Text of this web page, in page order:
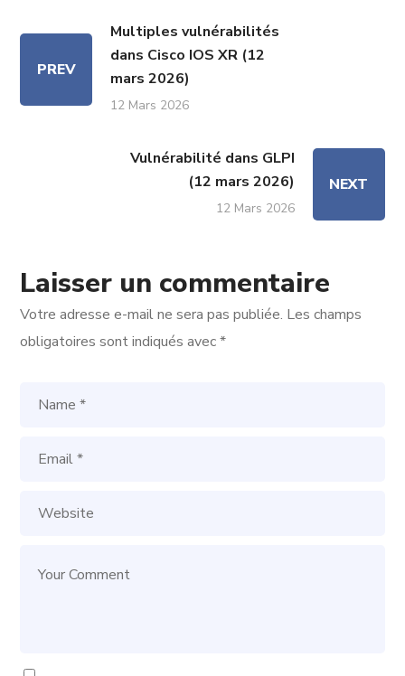
PREV
Multiples vulnérabilités
dans Cisco IOS XR (12
mars 2026)
12 Mars 2026
Vulnérabilité dans GLPI
(12 mars 2026)
12 Mars 2026
NEXT
Laisser un commentaire
Votre adresse e-mail ne sera pas publiée. Les champs
obligatoires sont indiqués avec*